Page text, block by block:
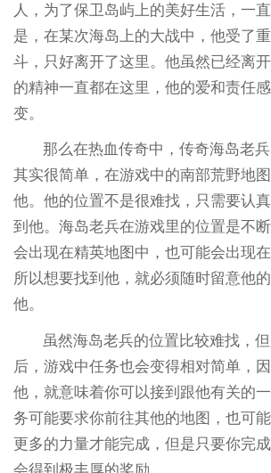
人，为了保卫岛屿上的美好生活，一
是，在某次海岛上的大战中，他受了
斗，只好离开了这里。他虽然已经离
的精神一直都在这里，他的爱和责任
变。
那么在热血传奇中，传奇海岛老
其实很简单，在游戏中的南部荒野地
他。他的位置不是很难找，只需要认
到他。海岛老兵在游戏里的位置是不
会出现在精英地图中，也可能会出现
所以想要找到他，就必须随时留意他
他。
虽然海岛老兵的位置比较难找，
后，游戏中任务也会变得相对简单，
他，就意味着你可以接到跟他有关的
务可能要求你前往其他的地图，也可
更多的力量才能完成，但是只要你完